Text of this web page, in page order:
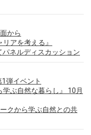
から
アを考える』
パネルディスカッション
弾イベント
ぶ自然な暮らし』 10月
クから学ぶ自然との共